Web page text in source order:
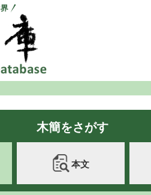
木簡をさがす
本文